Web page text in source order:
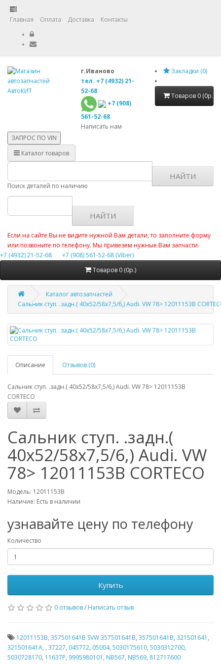
Главная Оплата Доставка Контакты
г.Иваново
тел. +7 (4932) 21-
52-68
+7 (908)
561-52-68
Написать нам
Закладки (0)
Товаров 0 (0р.)
ЗАПРОС ПО VIN
Каталог товаров
Поиск деталей по наличию
НАЙТИ
НАЙТИ
Если на сайте Вы не видите нужной Вам детали, то заполните форму
или позвоните по телефону. Мы привезем нужные Вам запчасти.
+7 (4932) 21-52-68
+7 (908) 561-52-68 (Viber)
Товаров 0 (0р.)
Каталог автозапчастей
Сальник ступ. .задн.( 40x52/58x7,5/6,) Audi. VW 78> 12011153B
Описание Отзывов (0)
Сальник ступ. .задн.( 40x52/58x7,5/6,) Audi. VW 78> 12011153B
CORTECO
Сальник ступ. .задн.(
40x52/58x7,5/6,) Audi. VW
78> 12011153B CORTECO
Модель: 12011153B
Наличие: Есть в наличии
узнавайте цену по телефону
Количество
Купить
0 отзывов/ Написать отзыв
12011153B, 357501641B SVW 357501641B, 357501641B, 321501641 ,
321501641A, , 37227, 045772, 05004, 5030175610, 5030312700,
5030728170, 11637P, 9995980101 , NB567, NB569, 812717600